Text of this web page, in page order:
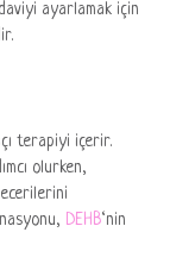
ayarlamak için
terapiyi içerir.
olurken,
DEHB‘nin